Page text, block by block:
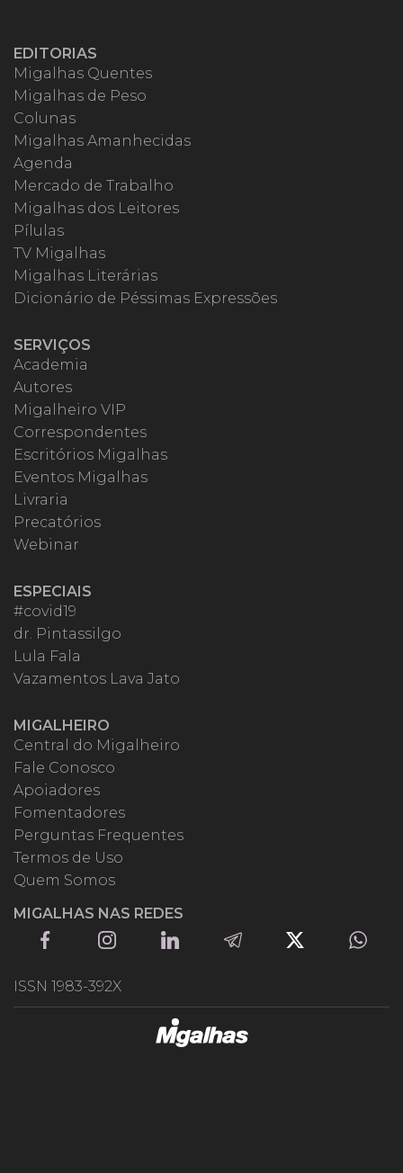
EDITORIAS
Migalhas Quentes
Migalhas de Peso
Colunas
Migalhas Amanhecidas
Agenda
Mercado de Trabalho
Migalhas dos Leitores
Pílulas
TV Migalhas
Migalhas Literárias
Dicionário de Péssimas Expressões
SERVIÇOS
Academia
Autores
Migalheiro VIP
Correspondentes
Escritórios Migalhas
Eventos Migalhas
Livraria
Precatórios
Webinar
ESPECIAIS
#covid19
dr. Pintassilgo
Lula Fala
Vazamentos Lava Jato
MIGALHEIRO
Central do Migalheiro
Fale Conosco
Apoiadores
Fomentadores
Perguntas Frequentes
Termos de Uso
Quem Somos
MIGALHAS NAS REDES
ISSN 1983-392X